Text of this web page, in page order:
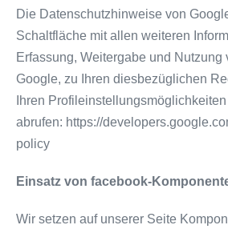
Die Datenschutzhinweise von
Schaltfläche mit allen weiteren
Erfassung, Weitergabe und Nutzung
Google, zu Ihren diesbezüglichen
Ihren
abrufen: https://
policy
Einsatz von facebook-
Wir setzen auf unserer Seite